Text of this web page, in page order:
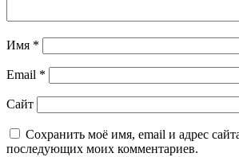
Имя *
Email *
Сайт
Сохранить моё имя, email и адрес
последующих моих комментариев.